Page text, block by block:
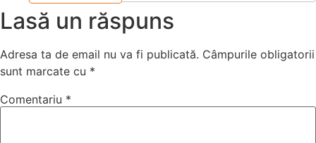
Lasă un răspuns
Adresa ta de email nu va fi publicată. Câmpurile obligatorii
sunt marcate cu *
Comentariu *